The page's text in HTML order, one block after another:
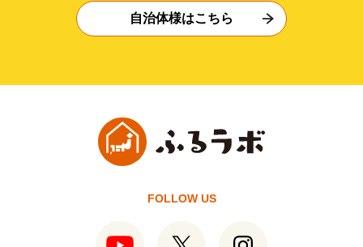
自治体様はこちら
FOLLOW US